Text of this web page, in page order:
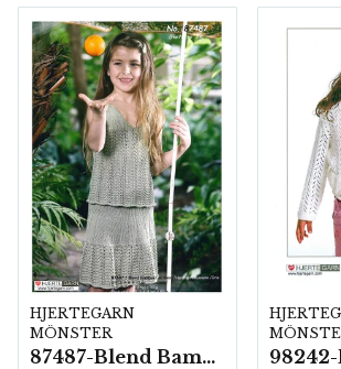
HJERTEGARN
MÖNSTER
87487-Blend Bamboo